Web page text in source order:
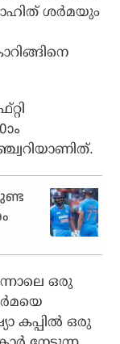
ശര്‍മയും
ഒരു
കപ്പില്‍ ഒരു